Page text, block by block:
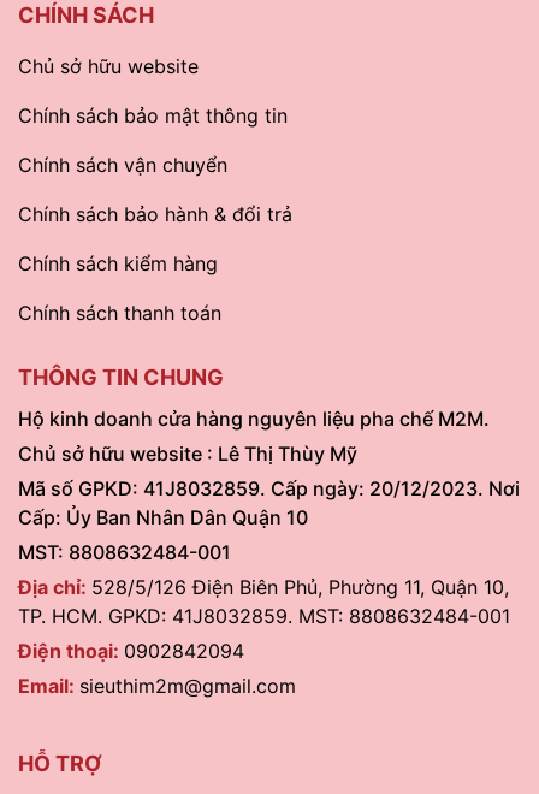
CHÍNH SÁCH
Chủ sở hữu website
Chính sách bảo mật thông tin
Chính sách vận chuyển
Chính sách bảo hành & đổi trả
Chính sách kiểm hàng
Chính sách thanh toán
THÔNG TIN CHUNG
Hộ kinh doanh cửa hàng nguyên liệu pha chế M2M.
Chủ sở hữu website : Lê Thị Thùy Mỹ
Mã số GPKD: 41J8032859. Cấp ngày: 20/12/2023. Nơi
Cấp: Ủy Ban Nhân Dân Quận 10
MST: 8808632484-001
Địa chỉ: 528/5/126 Điện Biên Phủ, Phường 11, Quận 10,
TP. HCM. GPKD: 41J8032859. MST: 8808632484-001
Điện thoại: 0902842094
Email: sieuthim2m@gmail.com
HỖ TRỢ